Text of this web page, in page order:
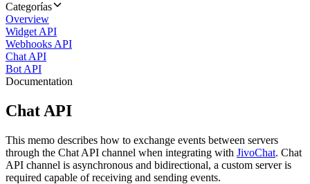
Categorías
Overview
Widget API
Webhooks API
Chat API
Bot API
Documentation
Chat API
This memo describes how to exchange events between servers
through the Chat API channel when integrating with JivoChat. Chat
API channel is asynchronous and bidirectional, a custom server is
required capable of receiving and sending events.